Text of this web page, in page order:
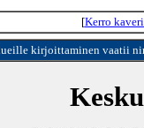
[Kerro
kirjoittaminen vaatii